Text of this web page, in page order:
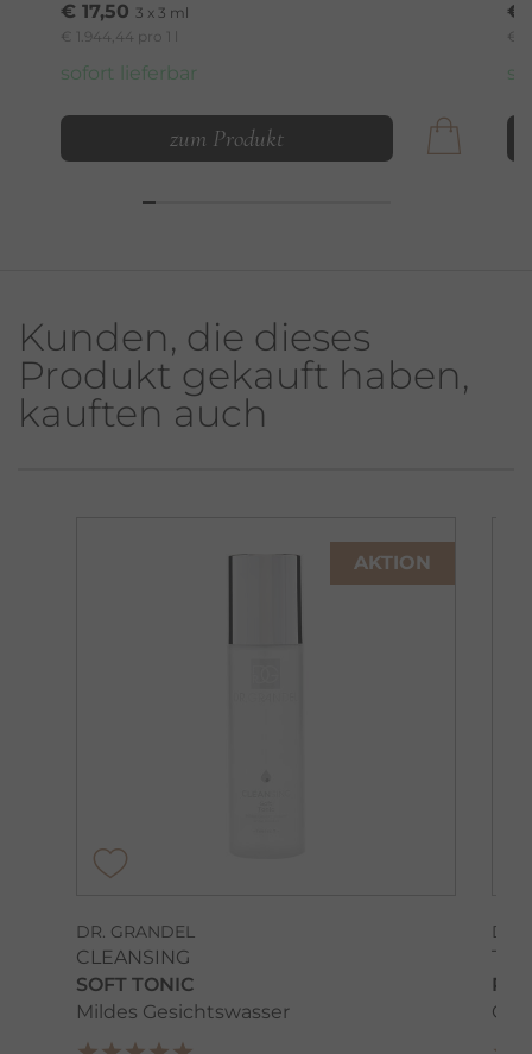
€ 17,50 3 x 3 ml
€ 1.944,44 pro 1 l
sofort lieferbar
zum Produkt
€
€
Kunden, die dieses
Produkt gekauft haben,
kauften auch
AKTION
DR. GRANDEL
CLEANSING
SOFT TONIC
Mildes Gesichtswasser
DR.